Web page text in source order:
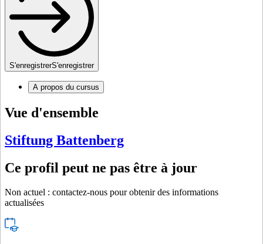
S'enregistrerS'enregistrer
A propos du cursus
Vue d'ensemble
Stiftung Battenberg
Ce profil peut ne pas être à jour
Non actuel : contactez-nous pour obtenir des informations
actualisées